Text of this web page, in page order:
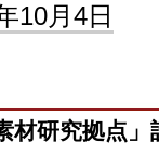
10月4日
研究拠点